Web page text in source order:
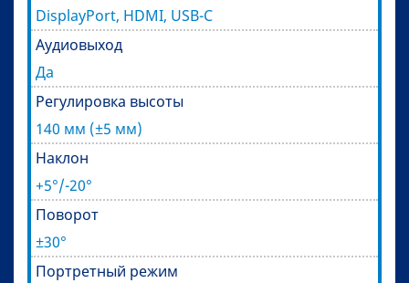
DisplayPort, HDMI, USB-C
Аудиовыход
Да
Регулировка высоты
140 мм (±5 мм)
Наклон
+5°/-20°
Поворот
±30°
Портретный режим